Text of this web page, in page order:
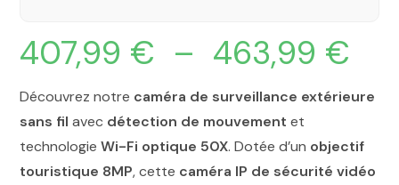
407,99 € – 463,99 €
Découvrez notre caméra de surveillance extérieure
sans fil avec détection de mouvement et
technologieWi-Fi optique 50X. Dotée d’un objectif
touristique 8MP, cette caméra IP de sécurité vidéo